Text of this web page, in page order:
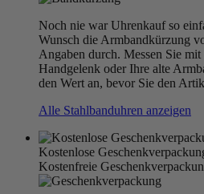
Noch nie war Uhrenkauf so
Wunsch die Armbandkürzung
Angaben durch. Messen Sie
Handgelenk oder Ihre alte
den Wert an, bevor Sie den
Alle Stahlbanduhren anzeigen
Kostenlose
Kostenfreie